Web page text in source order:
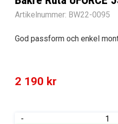
Artikelnummer: BW22-0095
God passform och enkel
2 190 kr
-
Bakre